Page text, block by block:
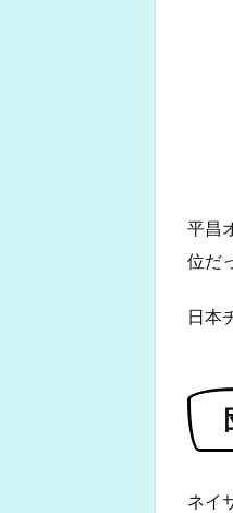
平昌
位だ
日本
ネイ